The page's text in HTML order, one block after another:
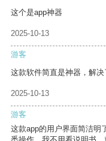
这个是app神器
2025-10-13
游客
这款软件简直是神器，解决
2025-10-13
游客
这款app的用户界面简洁明